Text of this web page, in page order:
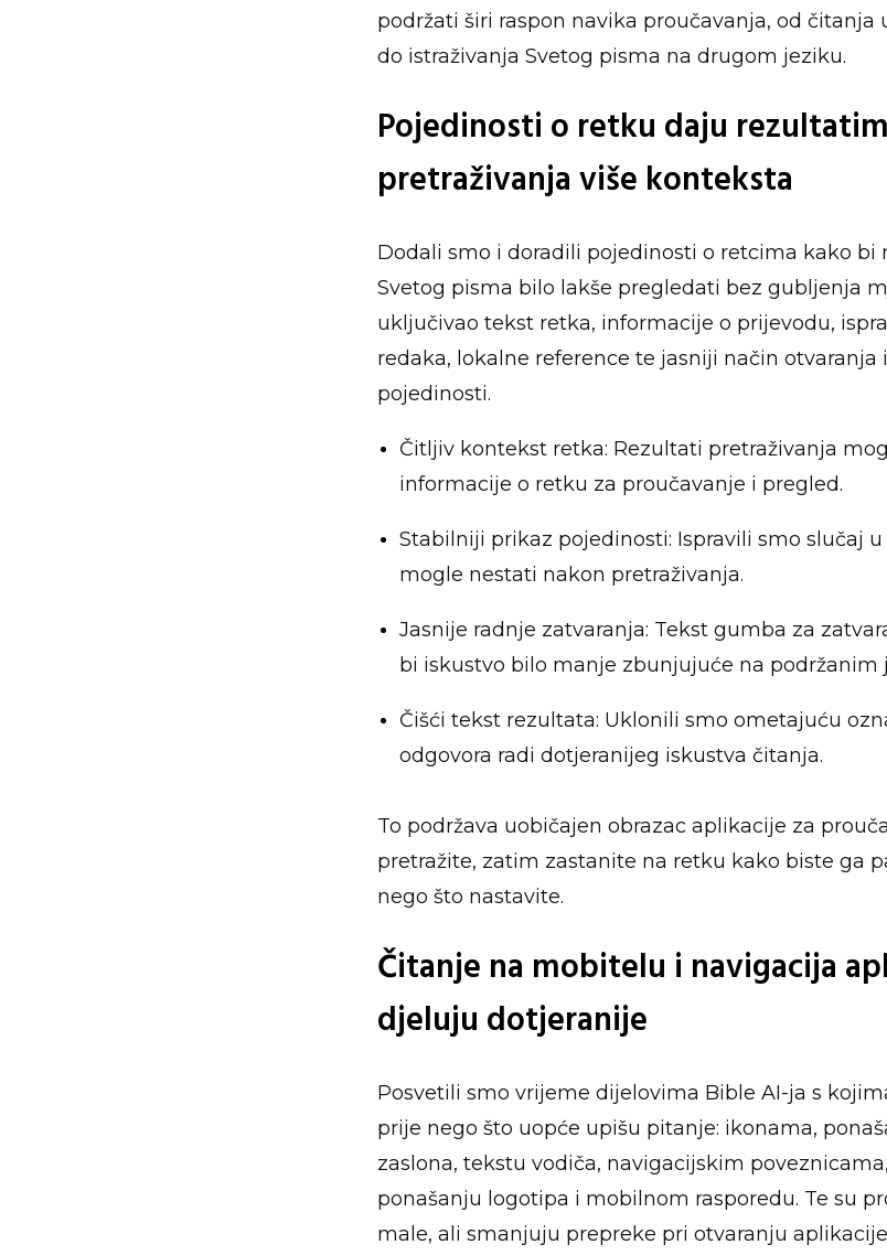
podržati širi raspon navika proučavanja, od čitanja
do istraživanja Svetog pisma na drugom jeziku.
Pojedinosti o retku daju
pretraživanja više konteksta
Dodali smo i doradili pojedinosti o retcima kako bi
Svetog pisma bilo lakše pregledati bez gubljenja
uključivao tekst retka, informacije o prijevodu,
redaka, lokalne reference te jasniji način otvaranja
pojedinosti.
Čitljiv kontekst retka: Rezultati pretraživanja
informacije o retku za proučavanje i pregled.
Stabilniji prikaz pojedinosti: Ispravili smo slučaj
mogle nestati nakon pretraživanja.
Jasnije radnje zatvaranja: Tekst gumba za
bi iskustvo bilo manje zbunjujuće na podržanim
Čišći tekst rezultata: Uklonili smo ometajuću
odgovora radi dotjeranijeg iskustva čitanja.
To podržava uobičajen obrazac aplikacije za
pretražite, zatim zastanite na retku kako biste ga
nego što nastavite.
Čitanje na mobitelu i navigacija
djeluju dotjeranije
Posvetili smo vrijeme dijelovima Bible AI-ja s
prije nego što uopće upišu pitanje: ikonama,
zaslona, tekstu vodiča, navigacijskim
ponašanju logotipa i mobilnom rasporedu. Te su
male, ali smanjuju prepreke pri otvaranju